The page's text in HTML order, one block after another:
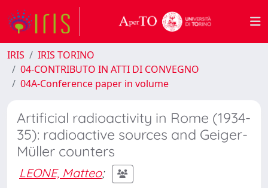
IRIS
IRIS TORINO
04-CONTRIBUTO IN ATTI DI CONVEGNO
04A-Conference paper in volume
Artificial radioactivity in Rome (1934-
35): radioactive sources and Geiger-
Müller counters
LEONE, Matteo;